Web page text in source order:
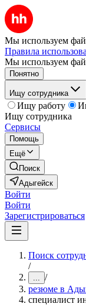
Мы используем
Правила
Мы используем
Понятно
Ищу сотрудника
Ищу работу
Ищу сотрудника
Сервисы
Помощь
Ещё
Поиск
Адыгейск
Войти
Войти
Зарегистрироваться
Поиск
/
... /
резюме в
специалист